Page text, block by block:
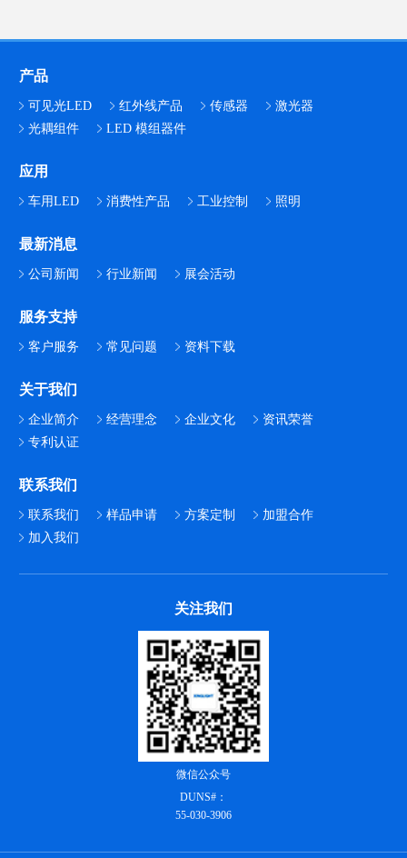
产品
可见光LED 红外线产品 传感器
激光器
光耦组件
LED 模组器件
应用
车用LED 消费性产品 工业控制 照明
最新消息
公司新闻 行业新闻 展会活动
服务支持
客户服务 常见问题 资料下载
关于我们
企业简介 经营理念 企业文化
资讯荣誉
专利认证
联系我们
联系我们 样品申请 方案定制
加盟合作
加入我们
关注我们
微信公众号
DUNS#：
55-030-3906